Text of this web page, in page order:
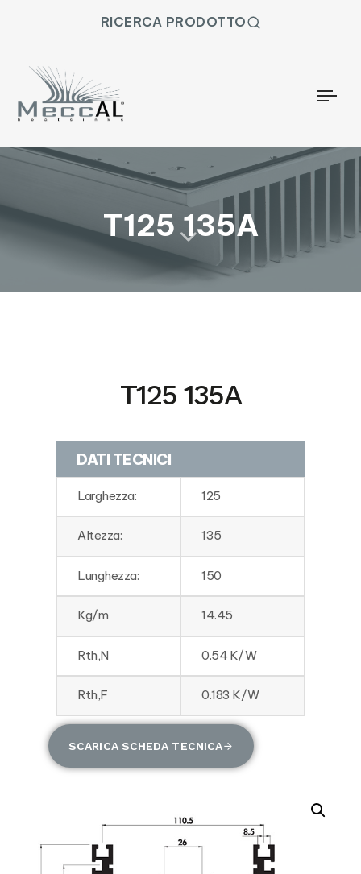
RICERCA PRODOTTO
T125 135A
T125 135A
DATI TECNICI
Larghezza: 125
Altezza: 135
Lunghezza: 150
Kg/m 14.45
Rth,N 0.54 K/W
Rth,F 0.183 K/W
SCARICA SCHEDA TECNICA